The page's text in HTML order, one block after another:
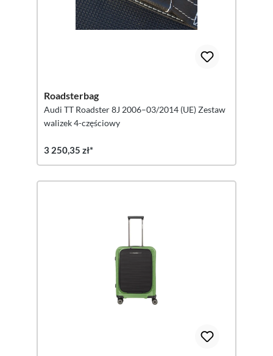
Roadsterbag
Audi TT Roadster 8J 2006–03/2014 (UE) Zestaw
walizek 4-częściowy
3 250,35 zł*